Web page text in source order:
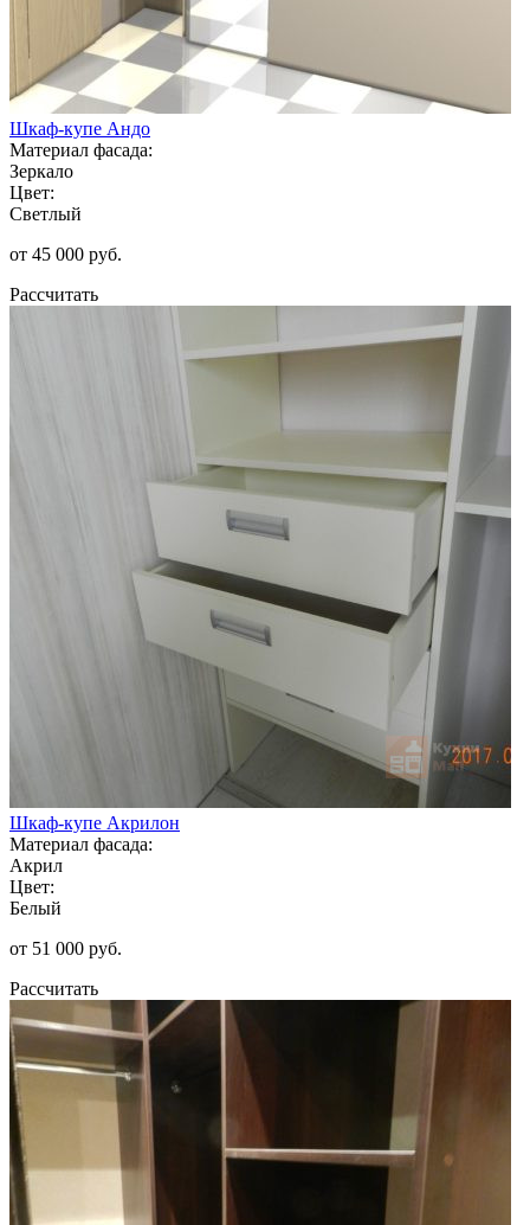
Шкаф-купе Андо
Материал фасада:
Зеркало
Цвет:
Светлый
от 45 000 руб.
Рассчитать
Шкаф-купе Акрилон
Материал фасада:
Акрил
Цвет:
Белый
от 51 000 руб.
Рассчитать